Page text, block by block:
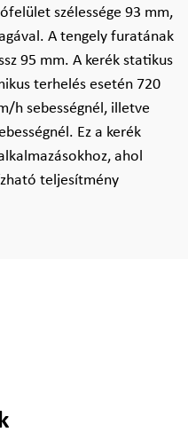
szélessége 93 mm,
A tengely furatának
95 mm. A kerék statikus
terhelés esetén 720
h sebességnél, illetve
Ez a kerék
ahol
teljesítmény